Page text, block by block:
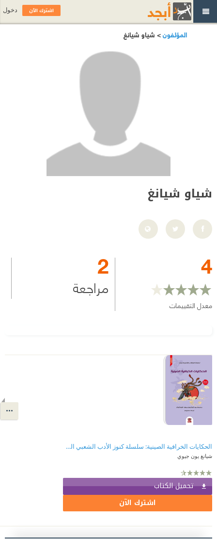
المؤلفون> شياو شيانغ
شياو شيانغ
4
معدل التقييمات
2
مراجعة
الحكايات الخرافية الصينية: سلسلة كنوز الأدب الشعبي الصيني
شيانغ يون جيوي
تحميل الكتاب
اشترك الآن
اشترك الآن دخول